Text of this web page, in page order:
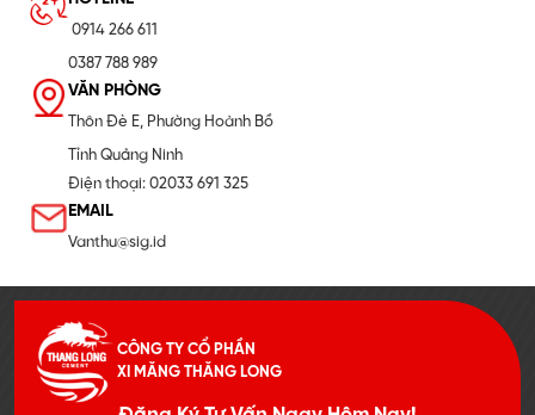
0914 266 611
0387 788 989
VĂN PHÒNG
Thôn Đè E, Phường Hoành Bồ
Tỉnh Quảng Ninh
Điện thoại: 02033 691 325
EMAIL
Vanthu@sig.id
CÔNG TY CỔ PHẦN
XI MĂNG THĂNG LONG